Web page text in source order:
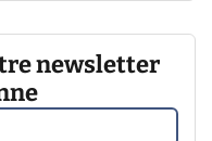
newsletter